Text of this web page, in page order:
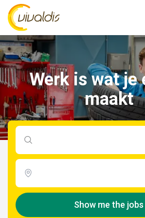
Vivaldis Interim
Werk is wat je
maakt
Zoeken op functie
Show me the jobs